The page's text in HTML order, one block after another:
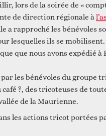
Faire
lors de la soirée de «
de direction régionale à
a rapproché les bénévoles
lesquelles ils se mobilisent.
que nous avons expédié à
les bénévoles du groupe
?, des tricoteuses de
de la Maurienne.
les actions tricot portées